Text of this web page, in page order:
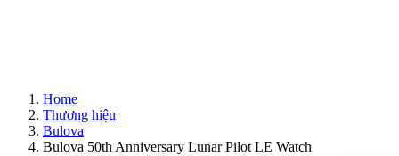
Home
Thương hiệu
Bulova
Bulova 50th Anniversary Lunar Pilot LE Watch